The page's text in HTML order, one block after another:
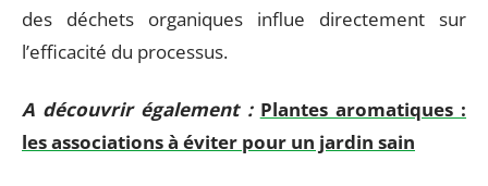
des déchets organiques influe directement sur
l’efficacité du processus.
A découvrir également : Plantes aromatiques :
les associations à éviter pour un jardin sain